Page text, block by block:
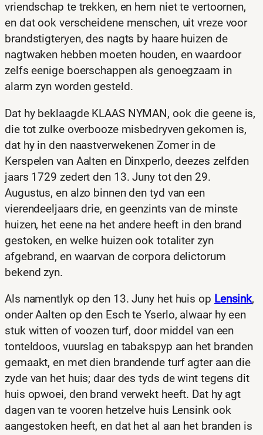
vriendschap te trekken, en hem niet te vertoornen,
en dat ook verscheidene menschen, uit vreze voor
brandstigteryen‚ des nagts by haare huizen de
nagtwaken hebben moeten houden, en waardoor
zelfs eenige boerschappen als genoegzaam in
alarm zyn worden gesteld.
Dat hy beklaagde KLAAS NYMAN, ook die geene is,
die tot zulke overbooze misbedryven gekomen is,
dat hy in den naastverwekenen Zomer in de
Kerspelen van Aalten en Dinxperlo, deezes zelfden
jaars 1729 zedert den 13. Juny tot den 29.
Augustus, en alzo binnen den tyd van een
vierendeeljaars drie‚ en geenzints van de minste
huizen, het eene na het andere heeft in den brand
gestoken, en welke huizen ook totaliter zyn
afgebrand, en waarvan de corpora delictorum
bekend zyn.
Als namentlyk op den 13. Juny het huis op Lensink,
onder Aalten op den Esch te Yserlo, alwaar hy een
stuk witten of voozen turf‚ door middel van een
tonteldoos, vuurslag en tabakspyp aan het branden
gemaakt, en met dien brandende turf agter aan die
zyde van het huis; daar des tyds de wint tegens dit
huis opwoei, den brand verwekt heeft. Dat hy agt
dagen van te vooren hetzelve huis Lensink ook
aangestoken heeft, en dat het al aan het branden is